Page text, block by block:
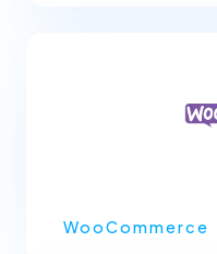
WooCommerce